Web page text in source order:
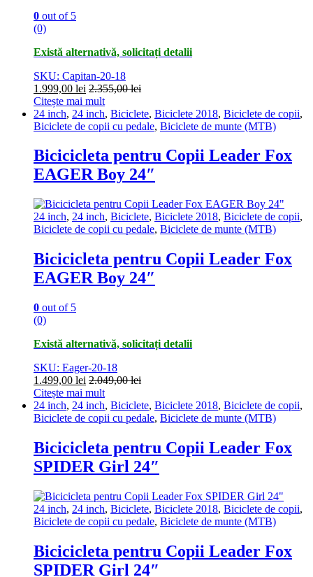
0 out of 5
(0)
Există alternativă, solicitați detalii
SKU: Capitan-20-18
1.999,00 lei 2.355,00lei
Citește mai mult
24 inch, 24 inch, Biciclete, Biciclete 2018, Biciclete de copii,
Biciclete de copii cu pedale, Biciclete de munte (MTB)
Bicicicleta pentru Copii Leader Fox
EAGER Boy 24″
24 inch, 24 inch, Biciclete, Biciclete 2018, Biciclete de copii,
Biciclete de copii cu pedale, Biciclete de munte (MTB)
Bicicicleta pentru Copii Leader Fox
EAGER Boy 24″
0 out of 5
(0)
Există alternativă, solicitați detalii
SKU: Eager-20-18
1.499,00 lei 2.049,00lei
Citește mai mult
24 inch, 24 inch, Biciclete, Biciclete 2018, Biciclete de copii,
Biciclete de copii cu pedale, Biciclete de munte (MTB)
Bicicicleta pentru Copii Leader Fox
SPIDER Girl 24″
24 inch, 24 inch, Biciclete, Biciclete 2018, Biciclete de copii,
Biciclete de copii cu pedale, Biciclete de munte (MTB)
Bicicicleta pentru Copii Leader Fox
SPIDER Girl 24″